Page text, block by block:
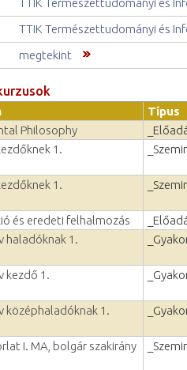
TTIK Természettudományi és
TTIK Természettudományi és
megtekint
Típus
Philosophy
1.
1.
és eredeti felhalmozás
haladóknak 1.
kezdő 1.
középhaladóknak 1.
I. MA, bolgár szakirány